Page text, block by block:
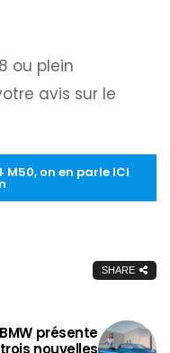
ou plein
avis sur le
M50, on en parle ICI
SHARE
BMW présente